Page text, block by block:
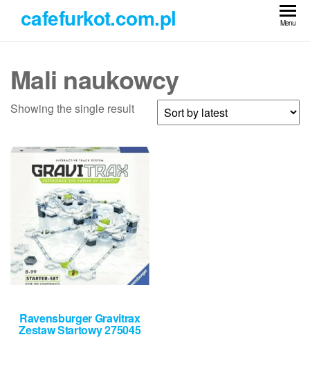
treści
cafefurkot.com.pl Menu
Mali naukowcy
Showing the single result
Ravensburger Gravitrax
Zestaw Startowy 275045